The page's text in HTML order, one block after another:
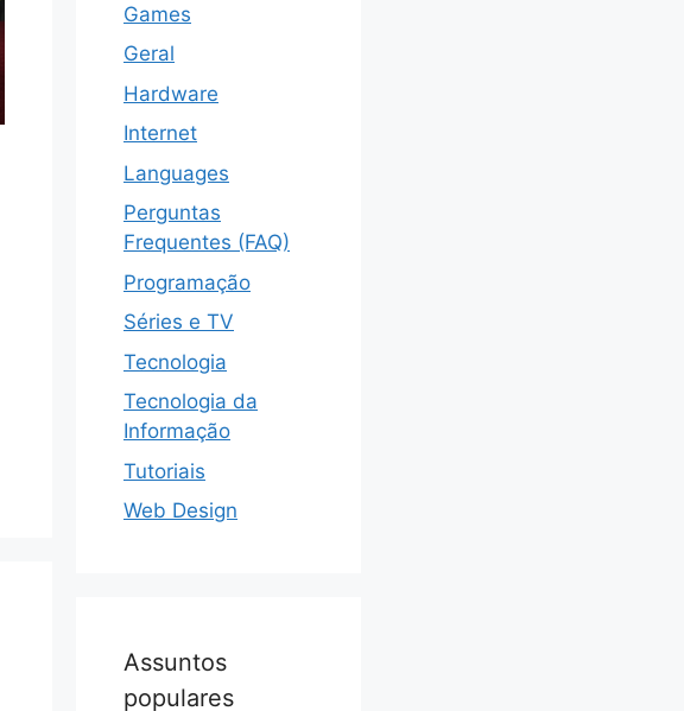
Games
Geral
Hardware
Internet
Languages
Perguntas
Frequentes (FAQ)
Programação
Séries e TV
Tecnologia
Tecnologia da
Informação
Tutoriais
Web Design
Assuntos
populares